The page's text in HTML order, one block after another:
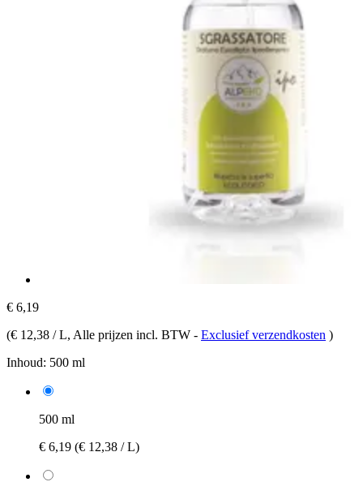
€ 6,19
(€ 12,38 / L, Alle prijzen incl. BTW - Exclusief verzendkosten )
Inhoud: 500 ml
500 ml
€ 6,19 (€ 12,38 / L)